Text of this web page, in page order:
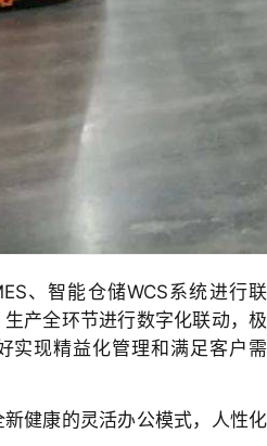
、智能仓储WCS系统进行联
产全环节进行数字化联动，极
实现精益化管理和满足客户需
健康的灵活办公模式，人性化